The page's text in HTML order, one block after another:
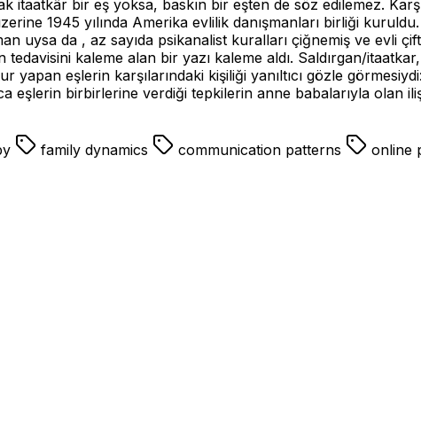
bir eş yoksa, baskın bir eşten de söz edilemez.
1945 yılında Amerika evlilik danışmanları birliği
uysa da , az sayıda psikanalist kuralları çiğnemiş ve evli
kaleme alan bir yazı kaleme aldı. Saldırgan/
eşlerin karşılarındaki kişiliği yanıltıcı gözle görmesiydi:
eşlerin birbirlerine verdiği tepkilerin anne babalarıyla olan
family dynamics communication patterns online